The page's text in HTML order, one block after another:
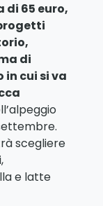
di 65 euro,
di
cui si va
scegliere
e latte